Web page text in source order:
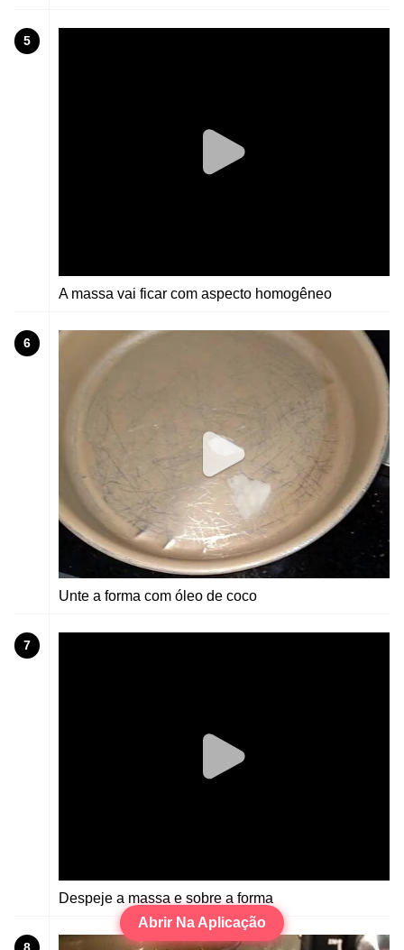
5
A massa vai ficar com aspecto homogêneo
6
Unte a forma com óleo de coco
7
Despeje a massa e sobre a forma
Abrir Na Aplicação